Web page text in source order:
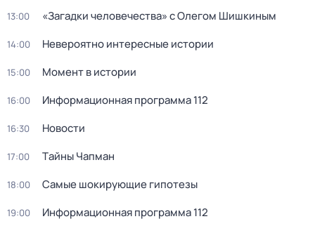
13:00 «Загадки человечества» с Олегом Шишкиным
14:00 Невероятно интересные истории
15:00 Момент в истории
16:00 Информационная программа 112
16:30 Новости
17:00 Тaйны Чапман
18:00 Самые шoкиpующие гипотезы
19:00 Информационная программа 112